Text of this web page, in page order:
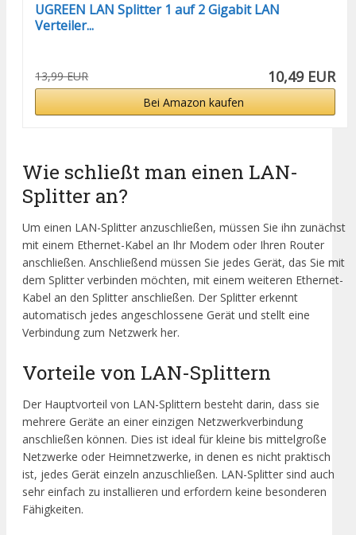
UGREEN LAN Splitter 1 auf 2 Gigabit LAN
Verteiler...
13,99 EUR 10,49 EUR
Bei Amazon kaufen
Wie schließt man einen LAN-
Splitter an?
Um einen LAN-Splitter anzuschließen, müssen Sie ihn zunächst
mit einem Ethernet-Kabel an Ihr Modem oder Ihren Router
anschließen. Anschließend müssen Sie jedes Gerät, das Sie mit
dem Splitter verbinden möchten, mit einem weiteren Ethernet-
Kabel an den Splitter anschließen. Der Splitter erkennt
automatisch jedes angeschlossene Gerät und stellt eine
Verbindung zum Netzwerk her.
Vorteile von LAN-Splittern
Der Hauptvorteil von LAN-Splittern besteht darin, dass sie
mehrere Geräte an einer einzigen Netzwerkverbindung
anschließen können. Dies ist ideal für kleine bis mittelgroße
Netzwerke oder Heimnetzwerke, in denen es nicht praktisch
ist, jedes Gerät einzeln anzuschließen. LAN-Splitter sind auch
sehr einfach zu installieren und erfordern keine besonderen
Fähigkeiten.